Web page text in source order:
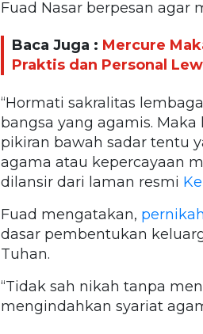
Fuad Nasar berpesan agar
Baca Juga : Mercure
Praktis dan Personal
“Hormati sakralitas lembaga
bangsa yang agamis.
pikiran bawah sadar tentu
agama atau kepercayaan
dilansir dari laman resmi
Fuad mengatakan,
dasar pembentukan
Tuhan.
“Tidak sah nikah tanpa
mengindahkan syariat